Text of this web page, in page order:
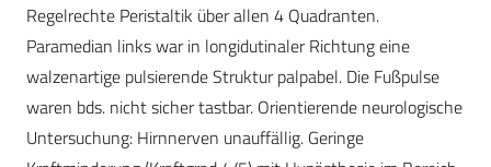
Regelrechte Peristaltik über allen 4 Quadranten.
Paramedian links war in longidutinaler Richtung eine
walzenartige pulsierende Struktur palpabel. Die Fußpulse
waren bds. nicht sicher tastbar. Orientierende neurologische
Untersuchung: Hirnnerven unauffällig. Geringe